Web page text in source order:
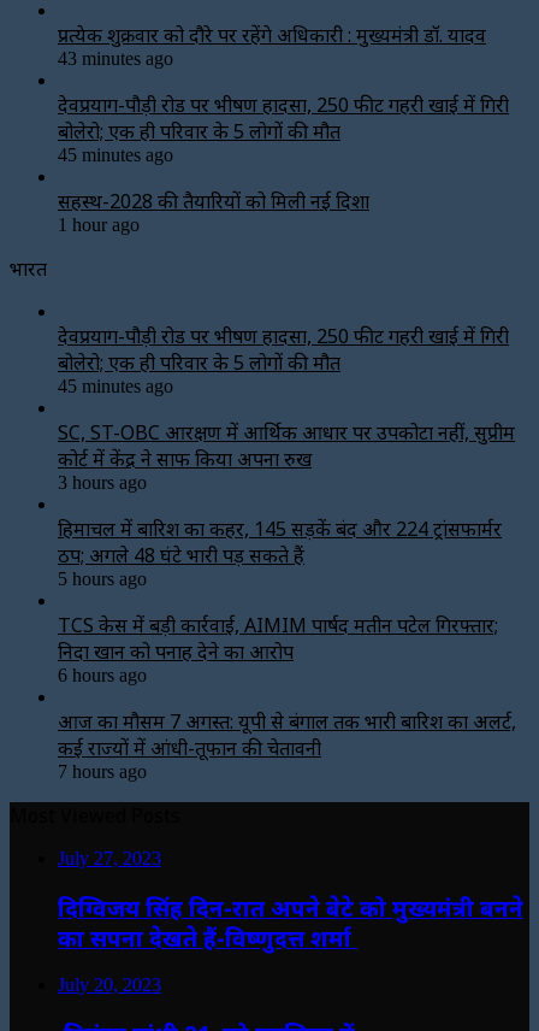
प्रत्येक शुक्रवार को दौरे पर रहेंगे अधिकारी : मुख्यमंत्री डॉ. यादव
43 minutes ago
देवप्रयाग-पौड़ी रोड पर भीषण हादसा, 250 फीट गहरी खाई में गिरी
बोलेरो; एक ही परिवार के 5 लोगों की मौत
45 minutes ago
सिंहस्थ-2028 की तैयारियों को मिली नई दिशा
1 hour ago
भारत
देवप्रयाग-पौड़ी रोड पर भीषण हादसा, 250 फीट गहरी खाई में गिरी
बोलेरो; एक ही परिवार के 5 लोगों की मौत
45 minutes ago
SC, ST-OBC आरक्षण में आर्थिक आधार पर उपकोटा नहीं, सुप्रीम
कोर्ट में केंद्र ने साफ किया अपना रुख
3 hours ago
हिमाचल में बारिश का कहर, 145 सड़कें बंद और 224 ट्रांसफार्मर
ठप; अगले 48 घंटे भारी पड़ सकते हैं
5 hours ago
TCS केस में बड़ी कार्रवाई, AIMIM पार्षद मतीन पटेल गिरफ्तार;
निदा खान को पनाह देने का आरोप
6 hours ago
आज का मौसम 7 अगस्त: यूपी से बंगाल तक भारी बारिश का अलर्ट,
कई राज्यों में आंधी-तूफान की चेतावनी
7 hours ago
July 27, 2023
दिग्विजय सिंह दिन-रात अपने बेटे को मुख्यमंत्री बनने
का सपना देखते हैं-विष्णुदत्त शर्मा
July 20, 2023